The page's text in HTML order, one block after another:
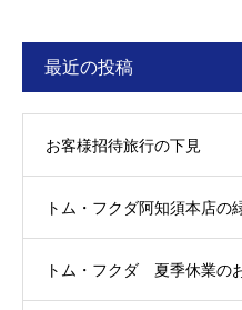
最近の投稿
お客様招待旅行の下見
トム・フクダ阿知須本店の
トム・フクダ 夏季休業の